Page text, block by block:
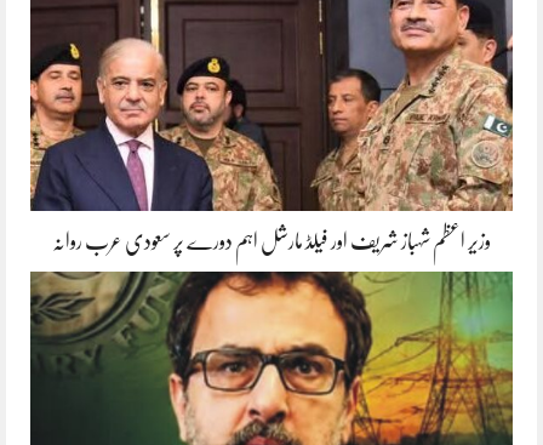
وزیر اعظم شہباز شریف اور فیلڈ مارشل اہم دورے پر سعودی عرب روانہ